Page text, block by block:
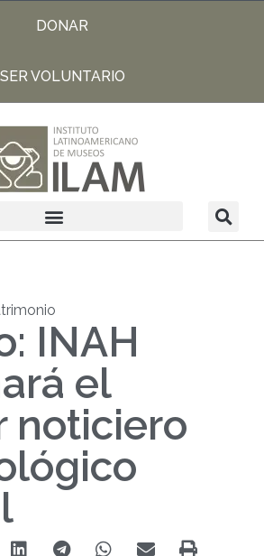
DONAR
SER VOLUNTARIO
INAH
el
noticiero